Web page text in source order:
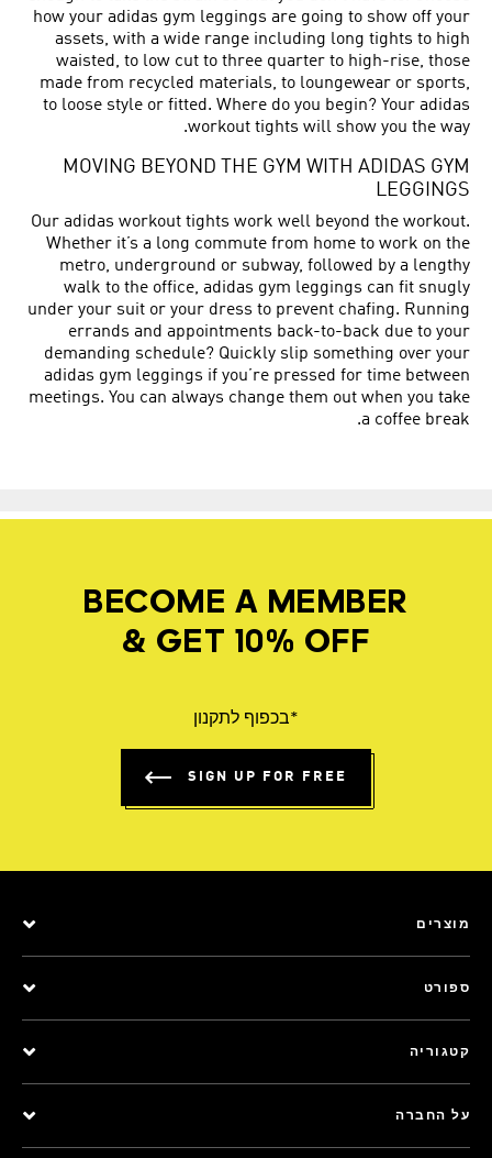
how your adidas gym leggings are going to show off your
assets, with a wide range including long tights to high
waisted, to low cut to three quarter to high-rise, those
made from recycled materials, to loungewear or sports,
to loose style or fitted. Where do you begin? Your adidas
workout tights will show you the way.
MOVING BEYOND THE GYM WITH ADIDAS GYM
LEGGINGS
Our adidas workout tights work well beyond the workout.
Whether it’s a long commute from home to work on the
metro, underground or subway, followed by a lengthy
walk to the office, adidas gym leggings can fit snugly
under your suit or your dress to prevent chafing. Running
errands and appointments back-to-back due to your
demanding schedule? Quickly slip something over your
adidas gym leggings if you’re pressed for time between
meetings. You can always change them out when you take
a coffee break.
BECOME A MEMBER
& GET 10% OFF
*בכפוף לתקנון
SIGN UP FOR FREE
מוצרים
ספורט
קטגוריה
על החברה